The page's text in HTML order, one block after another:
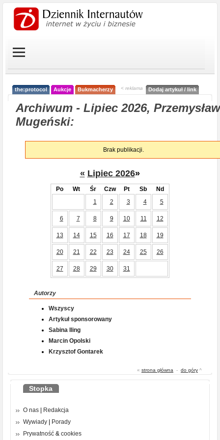
the:protocol Aukcje Bukmacherzy < reklama Dodaj artykuł / link
Archiwum - Lipiec 2026, Przemysław
Mugeński:
Brak publikacji.
« Lipiec 2026»
Po Wt Śr Czw Pt Sb
Nd
1
2 3 4 5
6 7 8 9 10 11 12
13 14 15 16 17 18 19
20 21 22 23 24 25 26
27 28 29 30 31
Autorzy
Wszyscy
Artykuł sponsorowany
Sabina Iling
Marcin Opolski
Krzysztof Gontarek
« strona główna - do góry ^
Stopka
O nas
Redakcja
Wywiady
Porady
Prywatność & cookies